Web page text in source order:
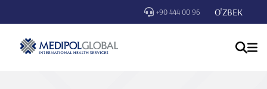
+90 444 00 96 O'ZBEK